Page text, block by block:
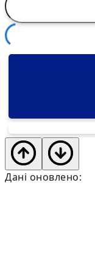
Дані оновлено: